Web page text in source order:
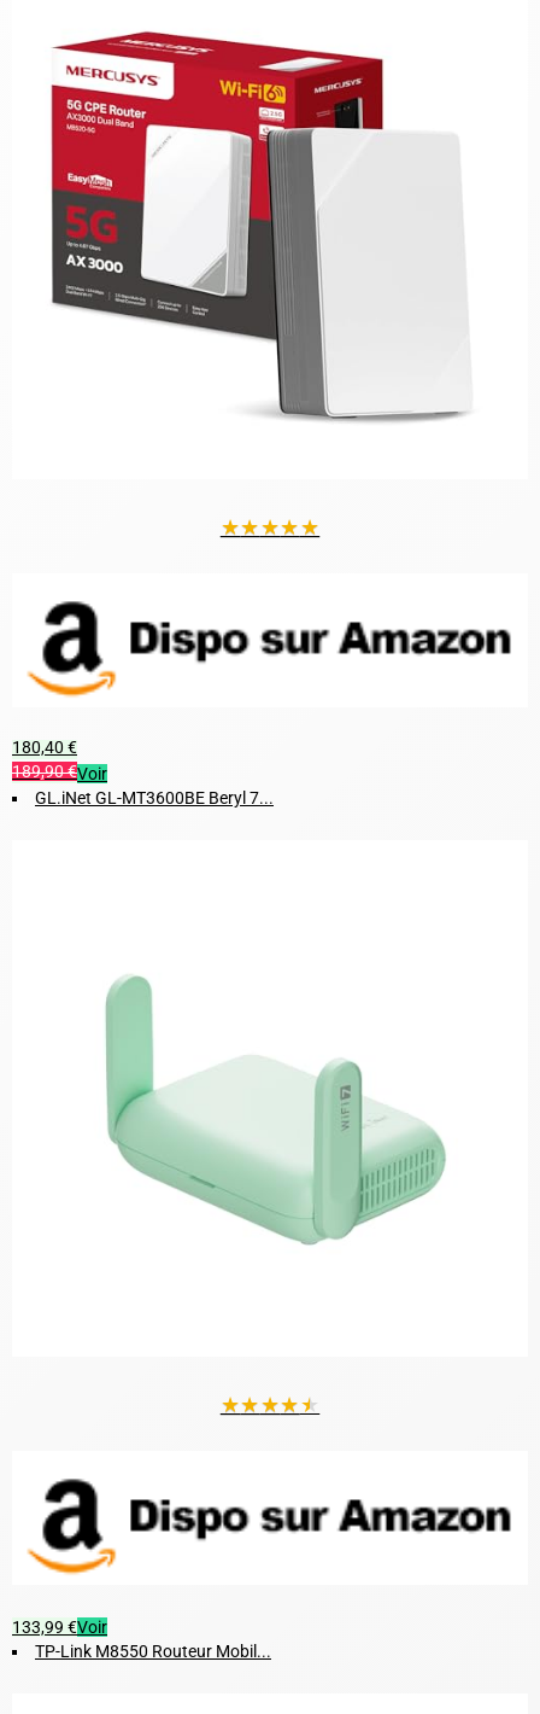
★★★★★
180,40 €
189,90 €Voir
GL.iNet GL-MT3600BE Beryl 7...
★★★★★
133,99 €Voir
TP-Link M8550 Routeur Mobil...